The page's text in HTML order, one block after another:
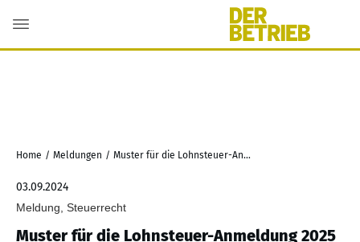
Home / Meldungen / Muster für die Lohnsteuer-Anmeldung 2025 veröffentlicht
03.09.2024
Meldung, Steuerrecht
Muster für die Lohnsteuer-Anmeldung 2025